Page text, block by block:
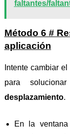
faltantes/
Método 6 #
aplicación
Intente cambiar
para
desplazamiento.
En la